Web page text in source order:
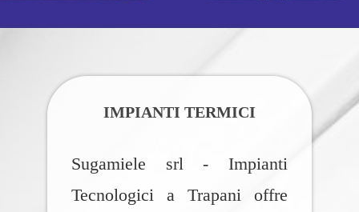
IMPIANTI TERMICI
Sugamiele srl - Impianti
Tecnologici a Trapani offre